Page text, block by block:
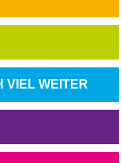
VIEL WEITER